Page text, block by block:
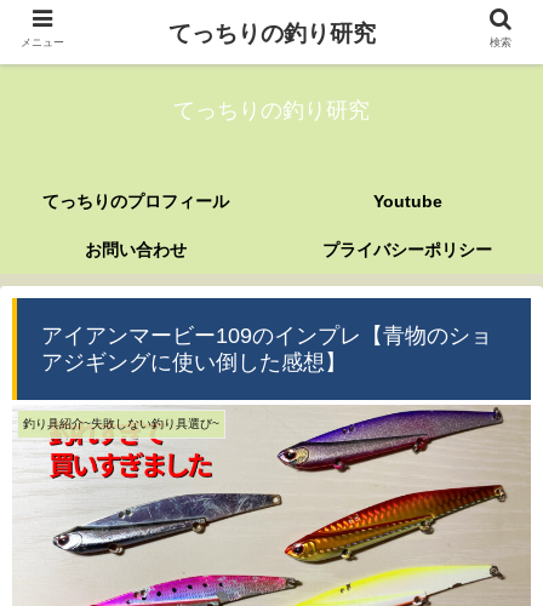
てっちりの釣り研究
てっちりのプロフィール Youtube
お問い合わせ プライバシーポリシー
アイアンマービー109のインプレ【青物のショ
アジギングに使い倒した感想】
釣り具紹介~失敗しない釣り具選び~
メニュー てっちりの釣り研究 検索